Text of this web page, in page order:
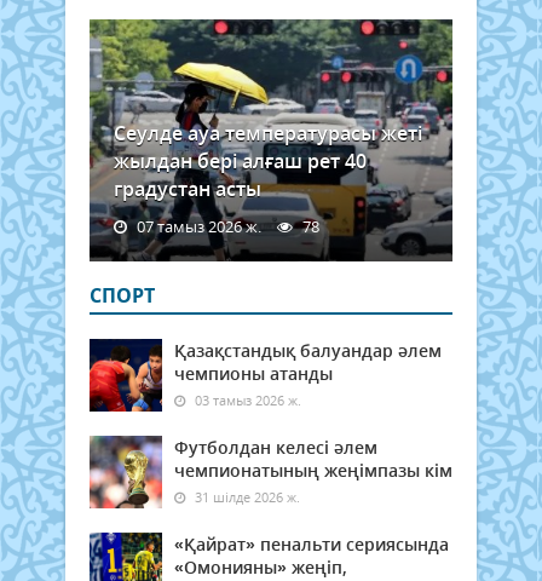
Сеулде ауа температурасы жеті
жылдан бері алғаш рет 40
градустан асты
07 тамыз 2026 ж. 78
СПОРТ
Қазақстандық балуандар әлем
чемпионы атанды
03 тамыз 2026 ж.
Футболдан келесі әлем
чемпионатының жеңімпазы кім
31 шілде 2026 ж.
«Қайрат» пенальти сериясында
«Омонияны» жеңіп,